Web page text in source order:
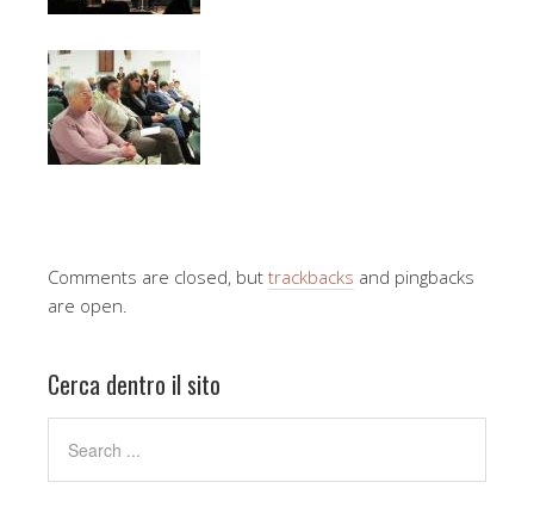
Comments are closed, but trackbacks and pingbacks
are open.
Cerca dentro il sito